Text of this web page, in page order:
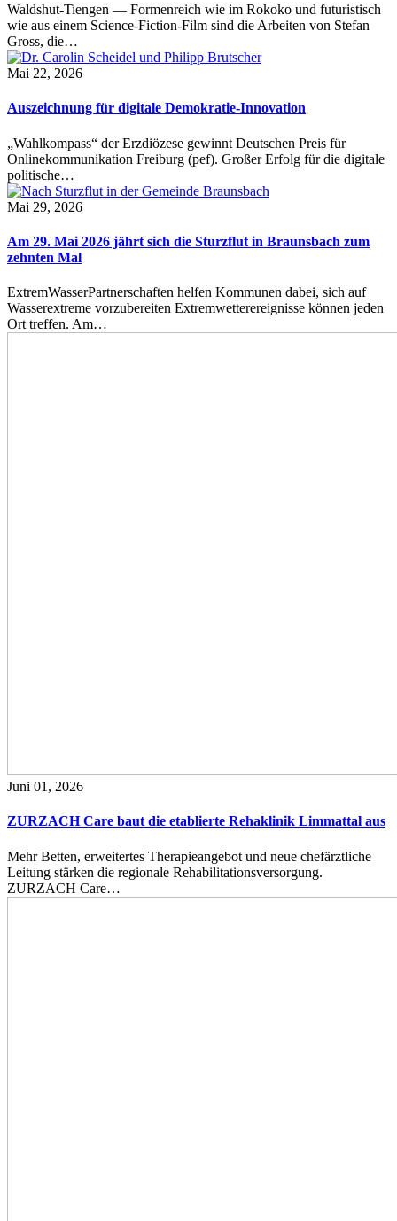
Waldshut-Tiengen — Formenreich wie im Rokoko und futuristisch
wie aus einem Science-Fiction-Film sind die Arbeiten von Stefan
Gross, die…
Mai 22, 2026
Auszeichnung für digitale Demokratie-Innovation
„Wahlkompass“ der Erzdiözese gewinnt Deutschen Preis für
Onlinekommunikation Freiburg (pef). Großer Erfolg für die digitale
politische…
Mai 29, 2026
Am 29. Mai 2026 jährt sich die Sturzflut in Braunsbach zum
zehnten Mal
ExtremWasserPartnerschaften helfen Kommunen dabei, sich auf
Wasserextreme vorzubereiten Extremwetterereignisse können jeden
Ort treffen. Am…
Juni 01, 2026
ZURZACH Care baut die etablierte Rehaklinik Limmattal aus
Mehr Betten, erweitertes Therapieangebot und neue chefärztliche
Leitung stärken die regionale Rehabilitationsversorgung.
ZURZACH Care…